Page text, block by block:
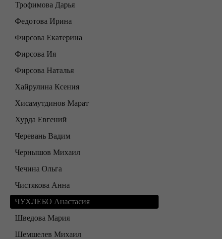
Трофимова Дарья
Федотова Ирина
Фирсова Екатерина
Фирсова Ия
Фирсова Наталья
Хайрулина Ксения
Хисамутдинов Марат
Хурда Евгений
Черевань Вадим
Чернышов Михаил
Чечина Ольга
Чистякова Анна
ЧУХЛЕБО Анастасия
Шведова Мария
Шемшелев Михаил